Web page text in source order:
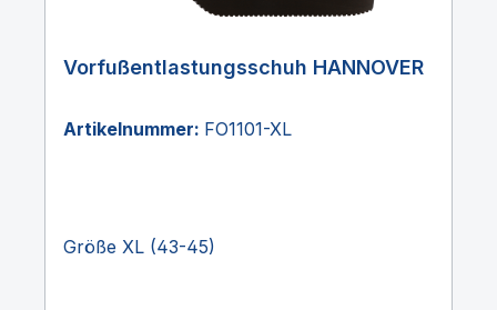
Vorfußentlastungsschuh HANNOVER
Artikelnummer: FO1101-XL
Größe XL (43-45)